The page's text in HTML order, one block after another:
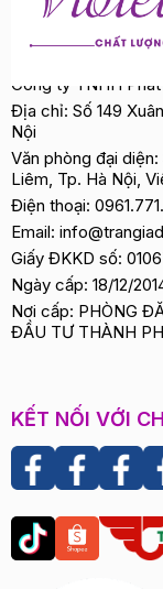
Công ty TNHH
Địa chỉ: Số 149
Nội
Văn phòng đại diện:
Liêm, Tp. Hà Nội,
Điện thoại:
Email:
Giấy ĐKKD số:
Ngày cấp: 18/12/
Nơi cấp: PHÒNG
ĐẦU TƯ THÀNH
KẾT NỐI VỚI